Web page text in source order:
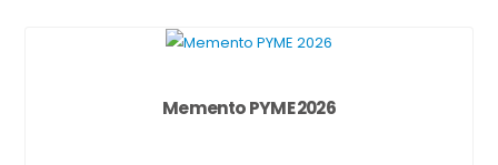
Memento PYME 2026